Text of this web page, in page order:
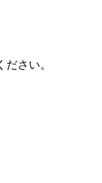
さい。